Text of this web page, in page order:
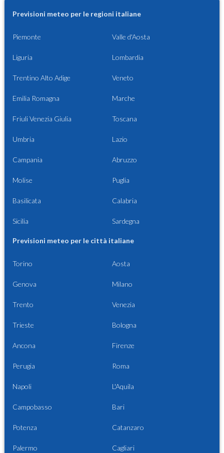
Previsioni meteo per le regioni italiane
Piemonte Valle d'Aosta
Liguria Lombardia
Trentino Alto Adige Veneto
Emilia Romagna Marche
Friuli Venezia Giulia Toscana
Umbria Lazio
Campania Abruzzo
Molise Puglia
Basilicata Calabria
Sicilia Sardegna
Previsioni meteo per le città italiane
Torino Aosta
Genova Milano
Trento Venezia
Trieste Bologna
Ancona Firenze
Perugia Roma
Napoli L'Aquila
Campobasso Bari
Potenza Catanzaro
Palermo Cagliari